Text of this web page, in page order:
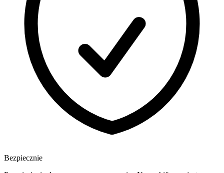
Bezpiecznie